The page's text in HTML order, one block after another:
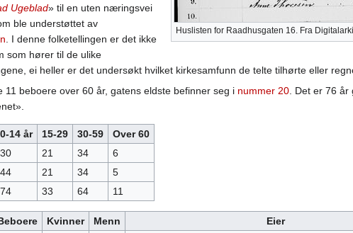
Huslisten for Raadhusgaten 16. Fra
Ugeblad» til en uten næringsvei
ble understøttet av
. I denne folketellingen er det ikke
som hører til de ulike
ei heller er det undersøkt hvilket kirkesamfunn de telte tilhørte eller
11 beboere over 60 år, gatens eldste befinner seg i nummer 20 . Det er 76
0-14 år 15-29 30-59
Over 60
30 21 34
6
44 21 34
5
74 33 64 11
Kvinner Menn Eier